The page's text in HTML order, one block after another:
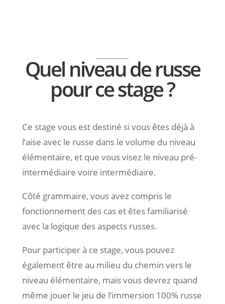
Quel niveau de russe
pour ce stage ?
Ce stage vous est destiné si vous êtes déjà à
l’aise avec le russe dans le volume du niveau
élémentaire, et que vous visez le niveau pré-
intermédiaire voire intermédiaire.
Côté grammaire, vous avez compris le
fonctionnement des cas et êtes familiarisé
avec la logique des aspects russes.
Pour participer à ce stage, vous pouvez
également être au milieu du chemin vers le
niveau élémentaire, mais vous devrez quand
même jouer le jeu de l’immersion 100% russe